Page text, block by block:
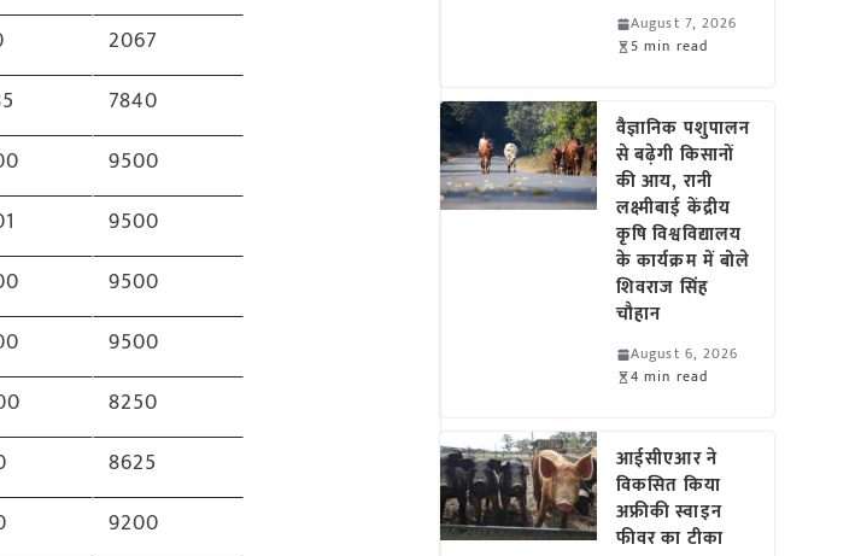
2067
7840
9500
9500
9500
9500
8250
8625
9200
August 7, 2026
5 min read
वैज्ञानिक पशुपालन
से बढ़ेगी किसानों
की आय, रानी
लक्ष्मीबाई केंद्रीय
कृषि विश्वविद्यालय
के कार्यक्रम में बोले
शिवराज सिंह
चौहान
August 6, 2026
4 min read
आईसीएआर ने
विकसित किया
अफ्रीकी स्वाइन
फीवर का टीका